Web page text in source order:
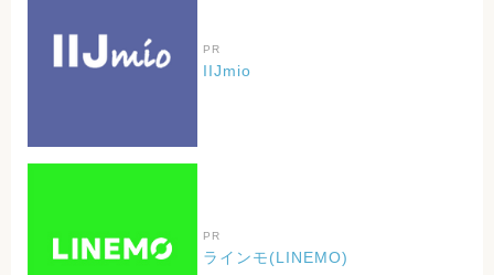
PR
IIJmio
PR
ラインモ(LINEMO)